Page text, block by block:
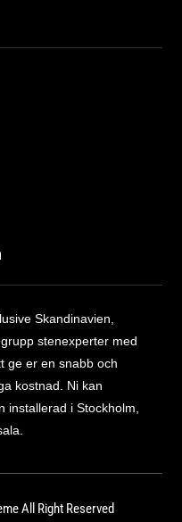
Skandinavien,
stenexperter med
ge er en snabb och
kostnad. Ni kan
installerad i Stockholm,
All Right Reserved